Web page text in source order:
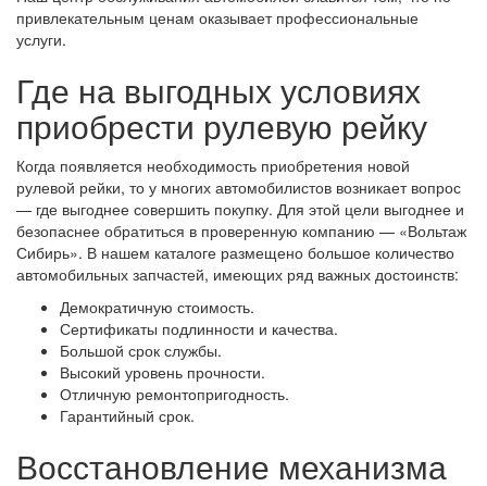
привлекательным ценам оказывает профессиональные
услуги.
Где на выгодных условиях
приобрести рулевую рейку
Когда появляется необходимость приобретения новой
рулевой рейки, то у многих автомобилистов возникает вопрос
— где выгоднее совершить покупку. Для этой цели выгоднее и
безопаснее обратиться в проверенную компанию — «Вольтаж
Сибирь». В нашем каталоге размещено большое количество
автомобильных запчастей, имеющих ряд важных достоинств:
Демократичную стоимость.
Сертификаты подлинности и качества.
Большой срок службы.
Высокий уровень прочности.
Отличную ремонтопригодность.
Гарантийный срок.
Восстановление механизма